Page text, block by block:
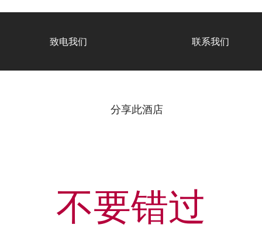
致电我们 联系我们
分享此酒店
不要错过